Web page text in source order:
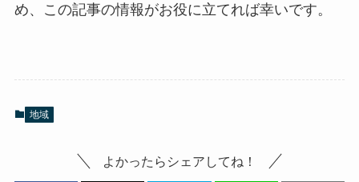
め、この記事の情報がお役に立てれば幸いです。
地域
よかったらシェアしてね！